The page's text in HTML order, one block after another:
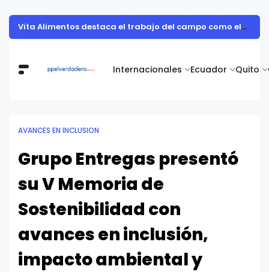
Internacionales Ecuador Quito
Vita Alimentos destaca el trabajo del campo como el primer paso hacia productos de excelencia.
AVANCES EN INCLUSION
Grupo Entregas presentó
su V Memoria de
Sostenibilidad con
avances en inclusión,
impacto ambiental y